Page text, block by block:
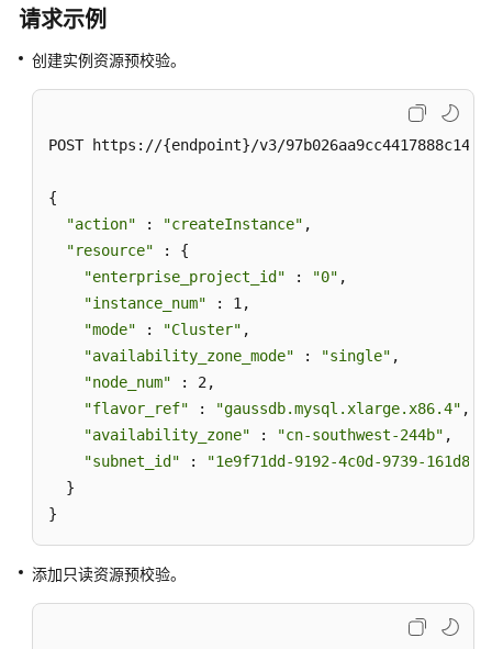
CreateGaussMysqlDns
修
改
查
询
内
核
版
本
信
息-
ShowInstanceDatabaseVersion
自
动
请求示例
创建实例资源预校验。
POST https://{endpoint}/v3/
{
"action" : "createInstance" ,
"resource" : {
"enterprise_project_id" : "0" ,
"instance_num" : 1,
"mode" : "Cluster" ,
"availability_zone_mode" : "single" ,
"node_num" : 2,
"flavor_ref" : "gaussdb.mysql.xlarge.x86.4" ,
"availability_zone" : "cn-southwest-244b" ,
"subnet_id" :
"1e9f71dd-9192-4c0d-9739-
  }
}
添加只读资源预校验。